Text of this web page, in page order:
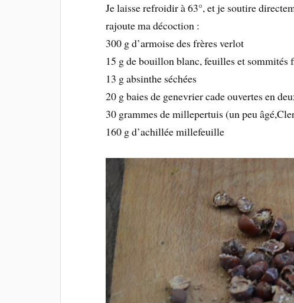
Je laisse refroidir à 63°, et je soutire
rajoute ma décoction :
300 g d’armoise des frères verlot
15 g de bouillon blanc, feuilles et sommités
13 g absinthe séchées
20 g baies de genevrier cade ouvertes en
30 grammes de millepertuis (un peu
160 g d’achillée millefeuille